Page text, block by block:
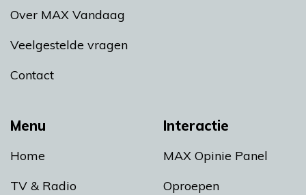
Menu
Home
TV & Radio
Interactie
MAX Opinie Panel
Oproepen
Over MAX Vandaag
Veelgestelde vragen
Contact